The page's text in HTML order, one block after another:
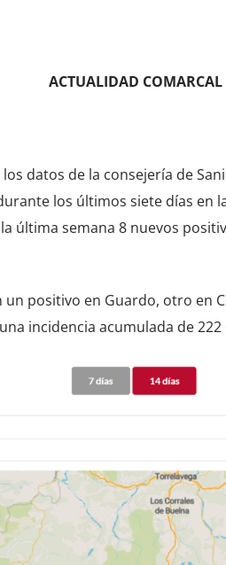
ACTUALIDAD COMARCAL
datos de la consejería de
los últimos siete días en
última semana 8 nuevos
un positivo en Guardo, otro en
incidencia acumulada de